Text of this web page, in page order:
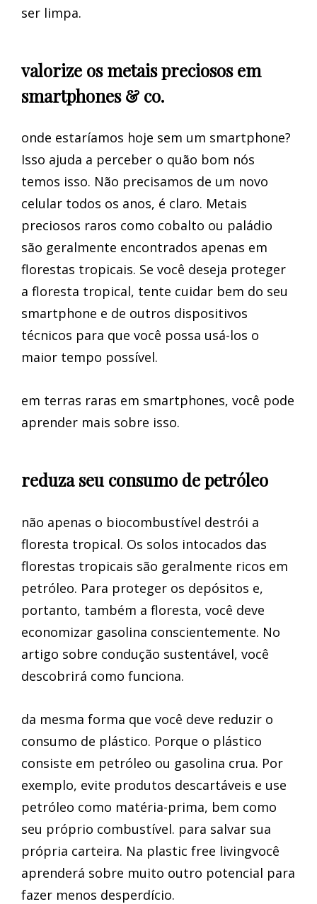
ser limpa.
valorize os metais preciosos em
smartphones & co.
onde estaríamos hoje sem um smartphone?
Isso ajuda a perceber o quão bom nós
temos isso. Não precisamos de um novo
celular todos os anos, é claro. Metais
preciosos raros como cobalto ou paládio
são geralmente encontrados apenas em
florestas tropicais. Se você deseja proteger
a floresta tropical, tente cuidar bem do seu
smartphone e de outros dispositivos
técnicos para que você possa usá-los o
maior tempo possível.
em terras raras em smartphones, você pode
aprender mais sobre isso.
reduza seu consumo de petróleo
não apenas o biocombustível destrói a
floresta tropical. Os solos intocados das
florestas tropicais são geralmente ricos em
petróleo. Para proteger os depósitos e,
portanto, também a floresta, você deve
economizar gasolina conscientemente. No
artigo sobre condução sustentável, você
descobrirá como funciona.
da mesma forma que você deve reduzir o
consumo de plástico. Porque o plástico
consiste em petróleo ou gasolina crua. Por
exemplo, evite produtos descartáveis e use
petróleo como matéria-prima, bem como
seu próprio combustível. para salvar sua
própria carteira. Na plastic free livingvocê
aprenderá sobre muito outro potencial para
fazer menos desperdício.